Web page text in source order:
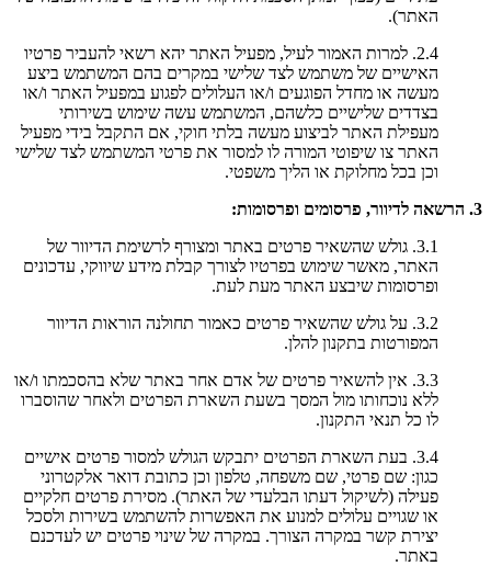
האתר).
2.4. למרות האמור לעיל, מפעיל האתר יהא רשאי להעביר פרטיו
האישיים של משתמש לצד שלישי במקרים בהם המשתמש ביצע
מעשה או מחדל הפוגעים ו/או העלולים לפגוע במפעיל האתר ו/או
בצדדים שלישיים כלשהם, המשתמש עשה שימוש בשירותי
מעפילת האתר לביצוע מעשה בלתי חוקי, אם התקבל בידי מפעיל
האתר צו שיפוטי המורה לו למסור את פרטי המשתמש לצד שלישי
וכן בכל מחלוקת או הליך משפטי.
3. הרשאה לדיוור, פרסומים ופרסומות:
3.1. גולש שהשאיר פרטים באתר ומצורף לרשימת הדיוור של
האתר, מאשר שימוש בפרטיו לצורך קבלת מידע שיווקי, עדכונים
ופרסומות שיבצע האתר מעת לעת.
3.2. על גולש שהשאיר פרטים כאמור תחולנה הוראות הדיוור
המפורטות בתקנון להלן.
3.3. אין להשאיר פרטים של אדם אחר באתר שלא בהסכמתו ו/או
ללא נוכחותו מול המסך בשעת השארת הפרטים ולאחר שהוסברו
לו כל תנאי התקנון.
3.4. בעת השארת הפרטים יתבקש הגולש למסור פרטים אישיים
כגון: שם פרטי, שם משפחה, טלפון וכן כתובת דואר אלקטרוני
פעילה (לשיקול דעתו הבלעדי של האתר). מסירת פרטים חלקיים
או שגויים עלולים למנוע את האפשרות להשתמש בשירות ולסכל
יצירת קשר במקרה הצורך. במקרה של שינוי פרטים יש לעדכנם
באתר.